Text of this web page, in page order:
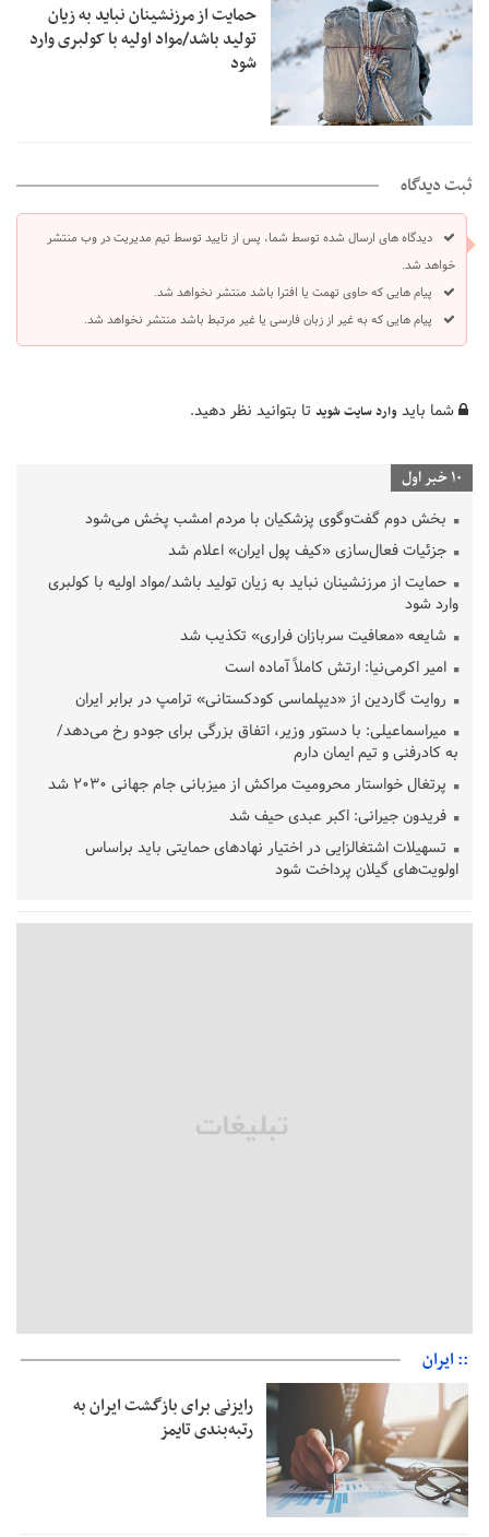
حمایت از مرزنشینان نباید به زیان
تولید باشد/مواد اولیه با کولبری وارد
شود
ثبت دیدگاه
دیدگاه های ارسال شده توسط شما، پس از تایید توسط تیم مدیریت در وب منتشر
خواهد شد.
پیام هایی که حاوی تهمت یا افترا باشد منتشر نخواهد شد.
پیام هایی که به غیر از زبان فارسی یا غیر مرتبط باشد منتشر نخواهد شد.
شما باید وارد سایت شوید تا بتوانید نظر دهید.
10 خبر اول
بخش دوم گفت‌وگوی پزشکیان با مردم امشب پخش می‌شود
جزئیات فعال‌سازی «کیف پول ایران» اعلام شد
حمایت از مرزنشینان نباید به زیان تولید باشد/مواد اولیه با کولبری
وارد شود
شایعه «معافیت سربازان فراری» تکذیب شد
امیر اکرمی‌نیا: ارتش کاملاً آماده است
روایت گاردین از «دیپلماسی کودکستانی» ترامپ در برابر ایران
میراسماعیلی: با دستور وزیر، اتفاق بزرگی برای جودو رخ می‌دهد/
به کادرفنی و تیم ایمان دارم
پرتغال خواستار محرومیت مراکش از میزبانی جام جهانی ۲۰۳۰ شد
فریدون جیرانی: اکبر عبدی حیف شد
تسهیلات اشتغالزایی در اختیار نهادهای حمایتی باید براساس
اولویت‌های گیلان پرداخت شود
قلعه‌نویی مشخص شد
:: ایران
رایزنی برای بازگشت ایران به
رتبه‌بندی تایمز